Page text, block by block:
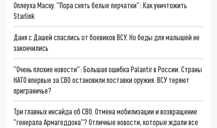
Оплеуха Маску. "Пора снять белые перчатки": Как уничтожить
Starlink
Даня с Дашей спаслись от боевиков ВСУ. Но беды для малышей не
закончились
"Очень плохие новости": Большая ошибка Palantir в России. Страны
НАТО впервые за СВО остановили поставки оружия. ВСУ теряют
приграничье?
Три главных инсайда об СВО. Отмена мобилизации и возвращение
"генерала Армагеддона"? Отличные новости, которые ждали все